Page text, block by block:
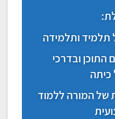
תלמיד ותלמידה
התוכן ובדרכי
כיתה
המורה ללמוד